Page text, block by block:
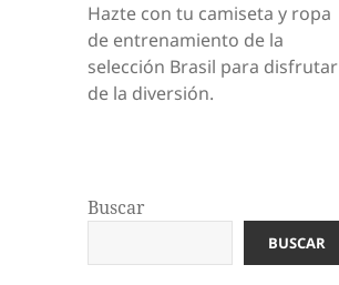
Hazte con tu camiseta y ropa
de entrenamiento de la
selección Brasil para disfrutar
de la diversión.
Buscar
BUSCAR